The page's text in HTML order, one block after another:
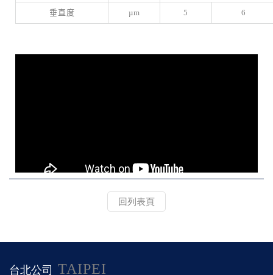
垂直度 µm 5 6
回列表頁
台北公司 TAIPEI